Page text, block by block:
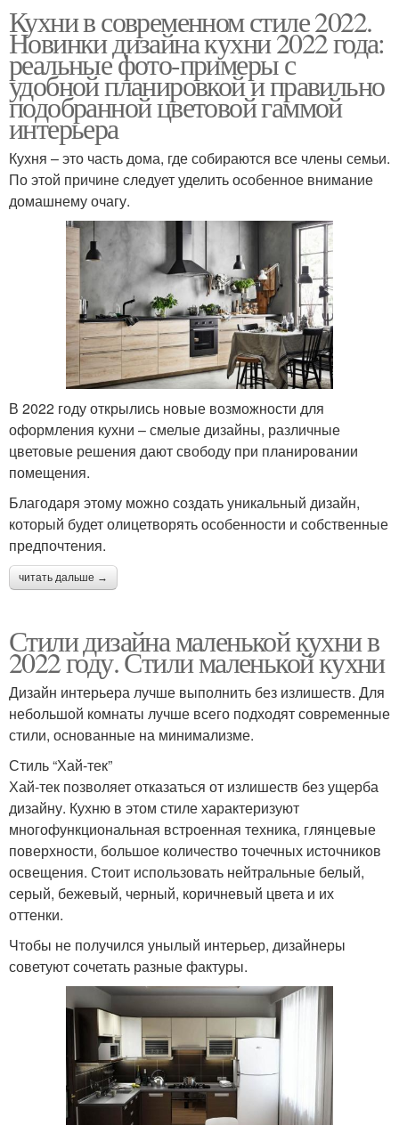
Кухни в современном стиле 2022.
Новинки дизайна кухни 2022 года:
реальные фото-примеры с
удобной планировкой и правильно
подобранной цветовой гаммой
интерьера
Кухня – это часть дома, где собираются все члены семьи.
По этой причине следует уделить особенное внимание
домашнему очагу.
В 2022 году открылись новые возможности для
оформления кухни – смелые дизайны, различные
цветовые решения дают свободу при планировании
помещения.
Благодаря этому можно создать уникальный дизайн,
который будет олицетворять особенности и собственные
предпочтения.
читать дальше →
Стили дизайна маленькой кухни в
2022 году. Стили маленькой кухни
Дизайн интерьера лучше выполнить без излишеств. Для
небольшой комнаты лучше всего подходят современные
стили, основанные на минимализме.
Стиль “Хай-тек”
Хай-тек позволяет отказаться от излишеств без ущерба
дизайну. Кухню в этом стиле характеризуют
многофункциональная встроенная техника, глянцевые
поверхности, большое количество точечных источников
освещения. Стоит использовать нейтральные белый,
серый, бежевый, черный, коричневый цвета и их
оттенки.
Чтобы не получился унылый интерьер, дизайнеры
советуют сочетать разные фактуры.